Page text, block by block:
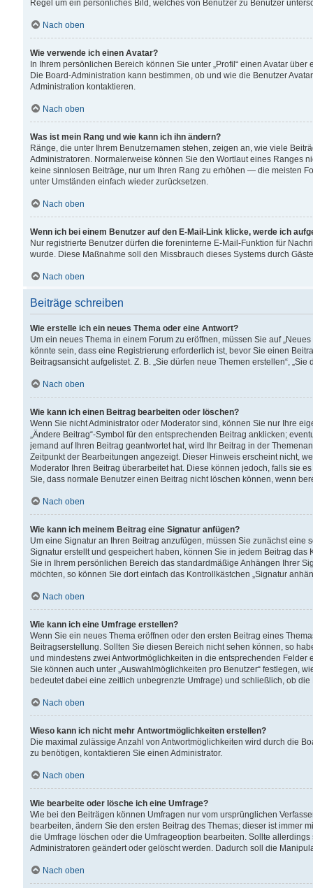
Regel um ein persönliches Bild, welches von Benutzer zu Benutzer
Nach oben
Wie verwende ich einen Avatar?
In Ihrem persönlichen Bereich können Sie unter „Profil“ einen Avatar
Die Board-Administration kann bestimmen, ob und wie die Benutzer
Administration kontaktieren.
Nach oben
Was ist mein Rang und wie kann ich ihn ändern?
Ränge, die unter Ihrem Benutzernamen stehen, zeigen an, wie viele
Administratoren. Normalerweise können Sie den Wortlaut eines Ranges
keine sinnlosen Beiträge, nur um Ihren Rang zu erhöhen — die meisten
unter Umständen einfach wieder zurücksetzen.
Nach oben
Wenn ich bei einem Benutzer auf den E-Mail-Link klicke, werde ich
Nur registrierte Benutzer dürfen die foreninterne E-Mail-Funktion für
wurde. Diese Maßnahme soll den Missbrauch dieses Systems durch
Nach oben
Beiträge schreiben
Wie erstelle ich ein neues Thema oder eine Antwort?
Um ein neues Thema in einem Forum zu eröffnen, müssen Sie auf
könnte sein, dass eine Registrierung erforderlich ist, bevor Sie einen
Beitragsansicht aufgelistet. Z. B. „Sie dürfen neue Themen erstellen“,
Nach oben
Wie kann ich einen Beitrag bearbeiten oder löschen?
Wenn Sie nicht Administrator oder Moderator sind, können Sie nur Ihre
„Ändere Beitrag“-Symbol für den entsprechenden Beitrag anklicken;
jemand auf Ihren Beitrag geantwortet hat, wird Ihr Beitrag in der
Zeitpunkt der Bearbeitungen angezeigt. Dieser Hinweis erscheint nicht,
Moderator Ihren Beitrag überarbeitet hat. Diese können jedoch, falls sie
Sie, dass normale Benutzer einen Beitrag nicht löschen können, wenn
Nach oben
Wie kann ich meinem Beitrag eine Signatur anfügen?
Um eine Signatur an Ihren Beitrag anzufügen, müssen Sie zunächst
Signatur erstellt und gespeichert haben, können Sie in jedem Beitrag
Sie in Ihrem persönlichen Bereich das standardmäßige Anhängen Ihrer
möchten, so können Sie dort einfach das Kontrollkästchen „Signatur
Nach oben
Wie kann ich eine Umfrage erstellen?
Wenn Sie ein neues Thema eröffnen oder den ersten Beitrag eines
Beitragserstellung. Sollten Sie diesen Bereich nicht sehen können, so
und mindestens zwei Antwortmöglichkeiten in die entsprechenden
Sie können auch unter „Auswahlmöglichkeiten pro Benutzer“ festlegen,
bedeutet dabei eine zeitlich unbegrenzte Umfrage) und schließlich, ob
Nach oben
Wieso kann ich nicht mehr Antwortmöglichkeiten erstellen?
Die maximal zulässige Anzahl von Antwortmöglichkeiten wird durch die
zu benötigen, kontaktieren Sie einen Administrator.
Nach oben
Wie bearbeite oder lösche ich eine Umfrage?
Wie bei den Beiträgen können Umfragen nur vom ursprünglichen
bearbeiten, ändern Sie den ersten Beitrag des Themas; dieser ist immer
die Umfrage löschen oder die Umfrageoption bearbeiten. Sollte
Administratoren geändert oder gelöscht werden. Dadurch soll die
Nach oben